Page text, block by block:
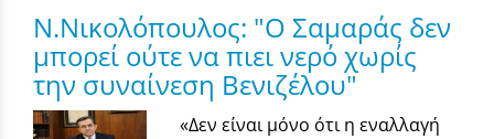
Ν.Νικολόπουλος: "Ο Σαμαράς δεν
μπορεί ούτε να πιει νερό χωρίς
την συναίνεση Βενιζέλου"
«Δεν είναι μόνο ότι η εναλλαγή